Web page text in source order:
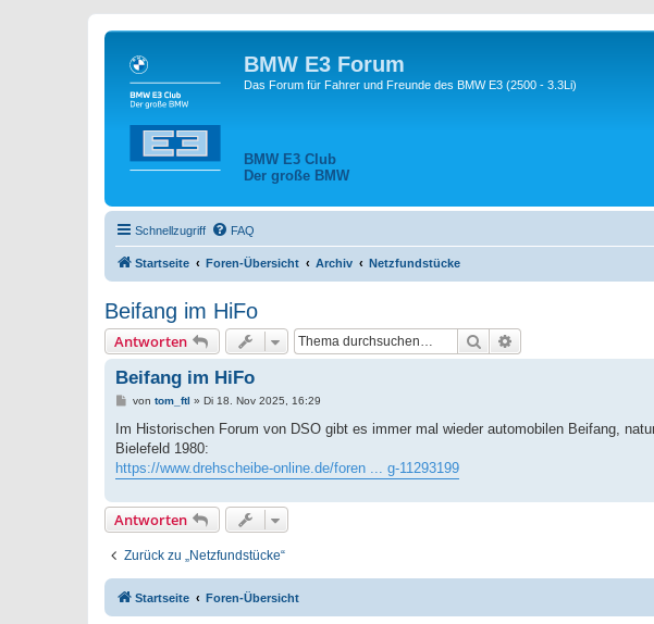
BMW E3 Forum
Das Forum für Fahrer und Freunde des BMW E3 (2500 - 3.3Li)
BMW E3 Club
Der große BMW
Schnellzugriff FAQ
Startseite Foren-Übersicht Archiv Netzfundstücke
Beifang im HiFo
Antworten Suche
Beifang im HiFo
B
i
r
a
g
von tom_ftl » Di 18. Nov 2025, 16:29
Im Historischen Forum von DSO gibt es immer mal wieder automobilen Beifang,
Bielefeld 1980:
https://www.drehscheibe-online.de/foren ... g-11293199
Antworten
Zurück zu „Netzfundstücke“
Startseite Foren-Übersicht